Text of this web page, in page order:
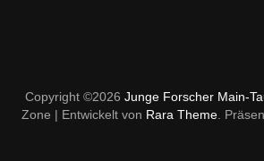
Copyright ©2026 Junge Forscher Main-
Zone | Entwickelt von Rara Theme.